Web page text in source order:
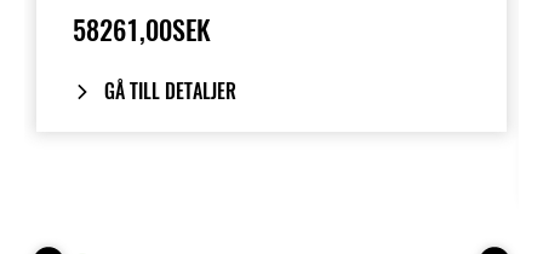
58261,00SEK
GÅ TILL DETALJER